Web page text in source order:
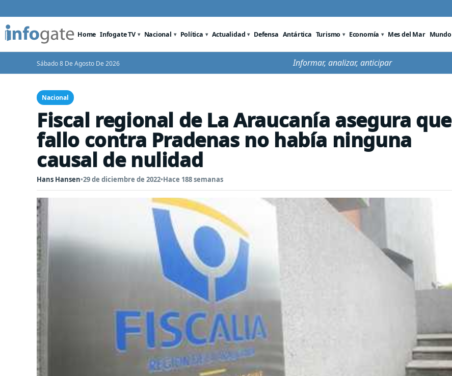
Home Infogate TV Nacional Política Actualidad Defensa Antártica Turismo Economía Mes del Mar Mundo
Sábado 8 De Agosto De 2026 Informar, analizar, anticipar
Nacional
Fiscal regional de La Araucanía asegura que
fallo contra Pradenas no había ninguna
causal de nulidad
Hans Hansen•29 de diciembre de 2022•Hace 188 semanas